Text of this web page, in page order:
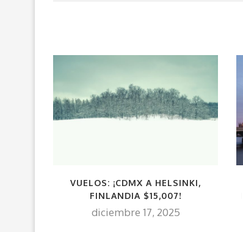
VUELOS: ¡CDMX A HELSINKI,
FINLANDIA $15,007!
diciembre 17, 2025